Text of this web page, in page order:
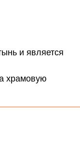
и является
храмовую